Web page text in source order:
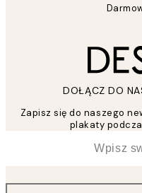
DOŁĄCZ DO
Zapisz się do naszego
plakaty